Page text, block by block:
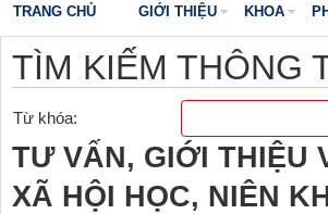
TRANG CHỦ GIỚI THIỆU KHOA
TÌM KIẾM THÔNG
Từ khóa:
TƯ VẤN, GIỚI THIỆU
XÃ HỘI HỌC, NIÊN